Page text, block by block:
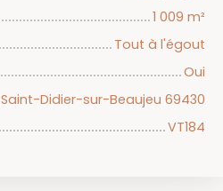
1 009 m²
Tout à l'égout
Oui
Saint-Didier-sur-Beaujeu 69430
VT184